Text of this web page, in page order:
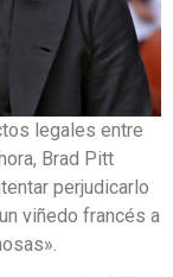
legales entre
Brad Pitt
perjudicarlo
viñedo francés a